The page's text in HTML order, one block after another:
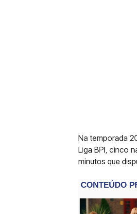
Na temporada
Liga BPI, cinco
minutos que